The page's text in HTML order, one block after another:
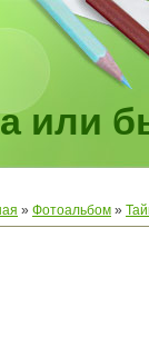
или
» Фотоальбом »